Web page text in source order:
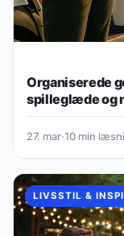
Organiserede
spilleglæde og
27. mar·10 min